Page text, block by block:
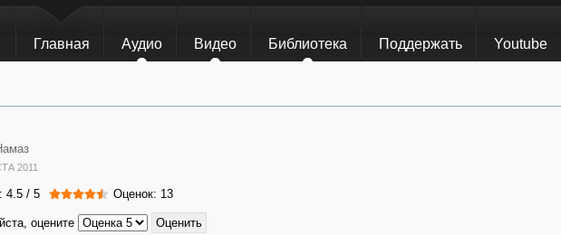
Главная Аудио Видео Библиотека Поддержать Youtube
2011
4.5 / 5 Оценок: 13
оцените